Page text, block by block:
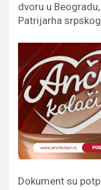
dvoru u
Patrijarha
Dokument su